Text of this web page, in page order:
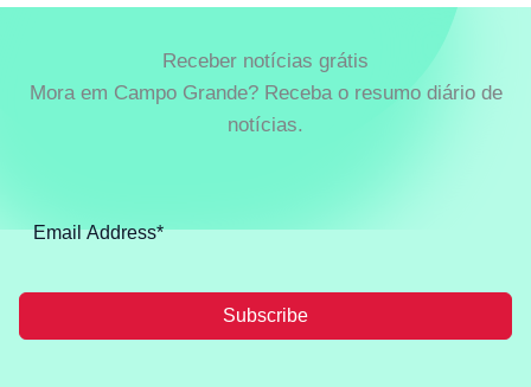
Receber notícias grátis
Mora em Campo Grande? Receba o resumo diário de
notícias.
Subscribe